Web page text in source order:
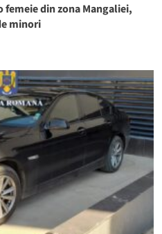
femeie din zona Mangaliei,
minori